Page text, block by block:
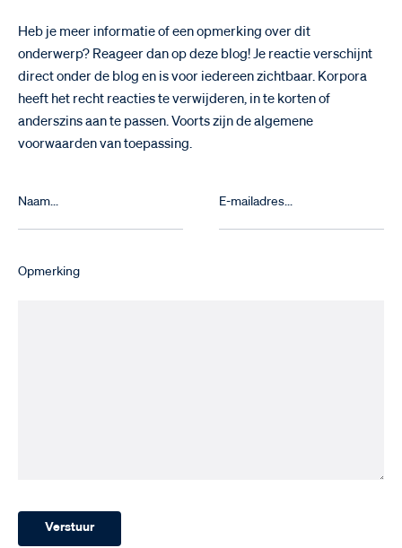
Heb je meer informatie of een opmerking over dit
onderwerp? Reageer dan op deze blog! Je reactie verschijnt
direct onder de blog en is voor iedereen zichtbaar. Korpora
heeft het recht reacties te verwijderen, in te korten of
anderszins aan te passen. Voorts zijn de algemene
voorwaarden van toepassing.
Opmerking